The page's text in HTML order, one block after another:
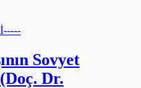
Sovyet
Dr.